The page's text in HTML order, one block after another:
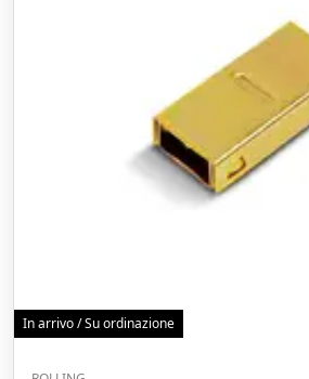
In arrivo / Su ordinazione